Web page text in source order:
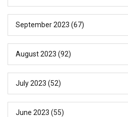
September 2023 (67)
August 2023 (92)
July 2023 (52)
June 2023 (55)